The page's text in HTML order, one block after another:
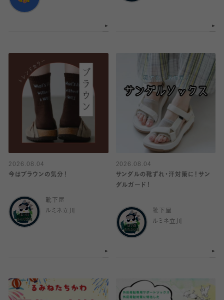
2026.08.04
今はブラウンの気分！
靴下屋
ルミネ立川
2026.08.04
サンダルの靴ずれ・汗対策に！サン
ダルガード！
靴下屋
ルミネ立川